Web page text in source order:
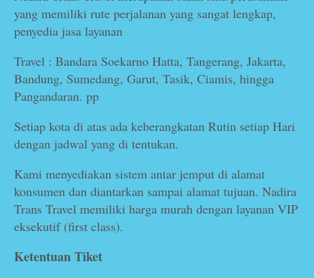
yang memiliki rute perjalanan yang sangat lengkap,
penyedia jasa layanan
Travel : Bandara Soekarno Hatta, Tangerang, Jakarta,
Bandung, Sumedang, Garut, Tasik, Ciamis, hingga
Pangandaran. pp
Setiap kota di atas ada keberangkatan Rutin setiap Hari
dengan jadwal yang di tentukan.
Kami menyediakan sistem antar jemput di alamat
konsumen dan diantarkan sampai alamat tujuan. Nadira
Trans Travel memiliki harga murah dengan layanan VIP
eksekutif (first class).
Ketentuan Tiket